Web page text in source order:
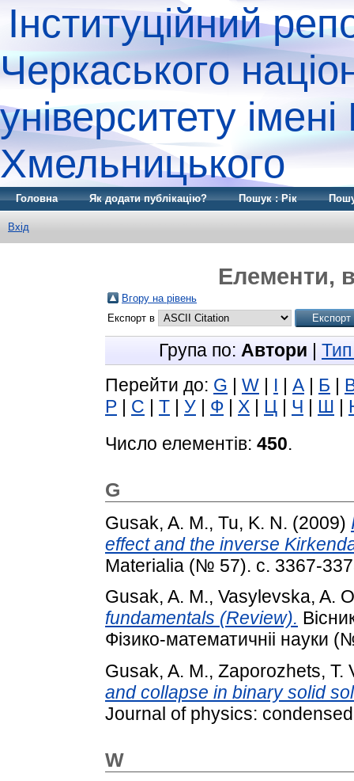
Інституційний
Черкаського
університету
Хмельницького
Головна Як додати публікацію? Пошук : Рік
Вхід
Елементи,
Вгору на рівень
Експорт в
Група по: Автори |
Перейти до: G | W | І | А | Б |
Р | С | Т | У | Ф | Х | Ц | Ч | Ш |
Число елементів: 450.
G
Gusak, A. M., Tu, K. N. (2009)
effect and the inverse
Materialia (№ 57). с. 3367-
Gusak, A. M., Vasylevska, A.
fundamentals (Review).
Фізико-математичніі науки
Gusak, A. M., Zaporozhets, T.
and collapse in binary solid
Journal of physics:
W